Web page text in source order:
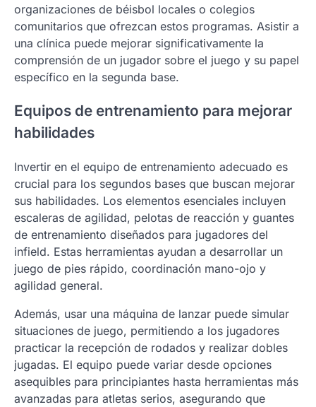
organizaciones de béisbol locales o colegios
comunitarios que ofrezcan estos programas. Asistir a
una clínica puede mejorar significativamente la
comprensión de un jugador sobre el juego y su papel
específico en la segunda base.
Equipos de entrenamiento para mejorar
habilidades
Invertir en el equipo de entrenamiento adecuado es
crucial para los segundos bases que buscan mejorar
sus habilidades. Los elementos esenciales incluyen
escaleras de agilidad, pelotas de reacción y guantes
de entrenamiento diseñados para jugadores del
infield. Estas herramientas ayudan a desarrollar un
juego de pies rápido, coordinación mano-ojo y
agilidad general.
Además, usar una máquina de lanzar puede simular
situaciones de juego, permitiendo a los jugadores
practicar la recepción de rodados y realizar dobles
jugadas. El equipo puede variar desde opciones
asequibles para principiantes hasta herramientas más
avanzadas para atletas serios, asegurando que